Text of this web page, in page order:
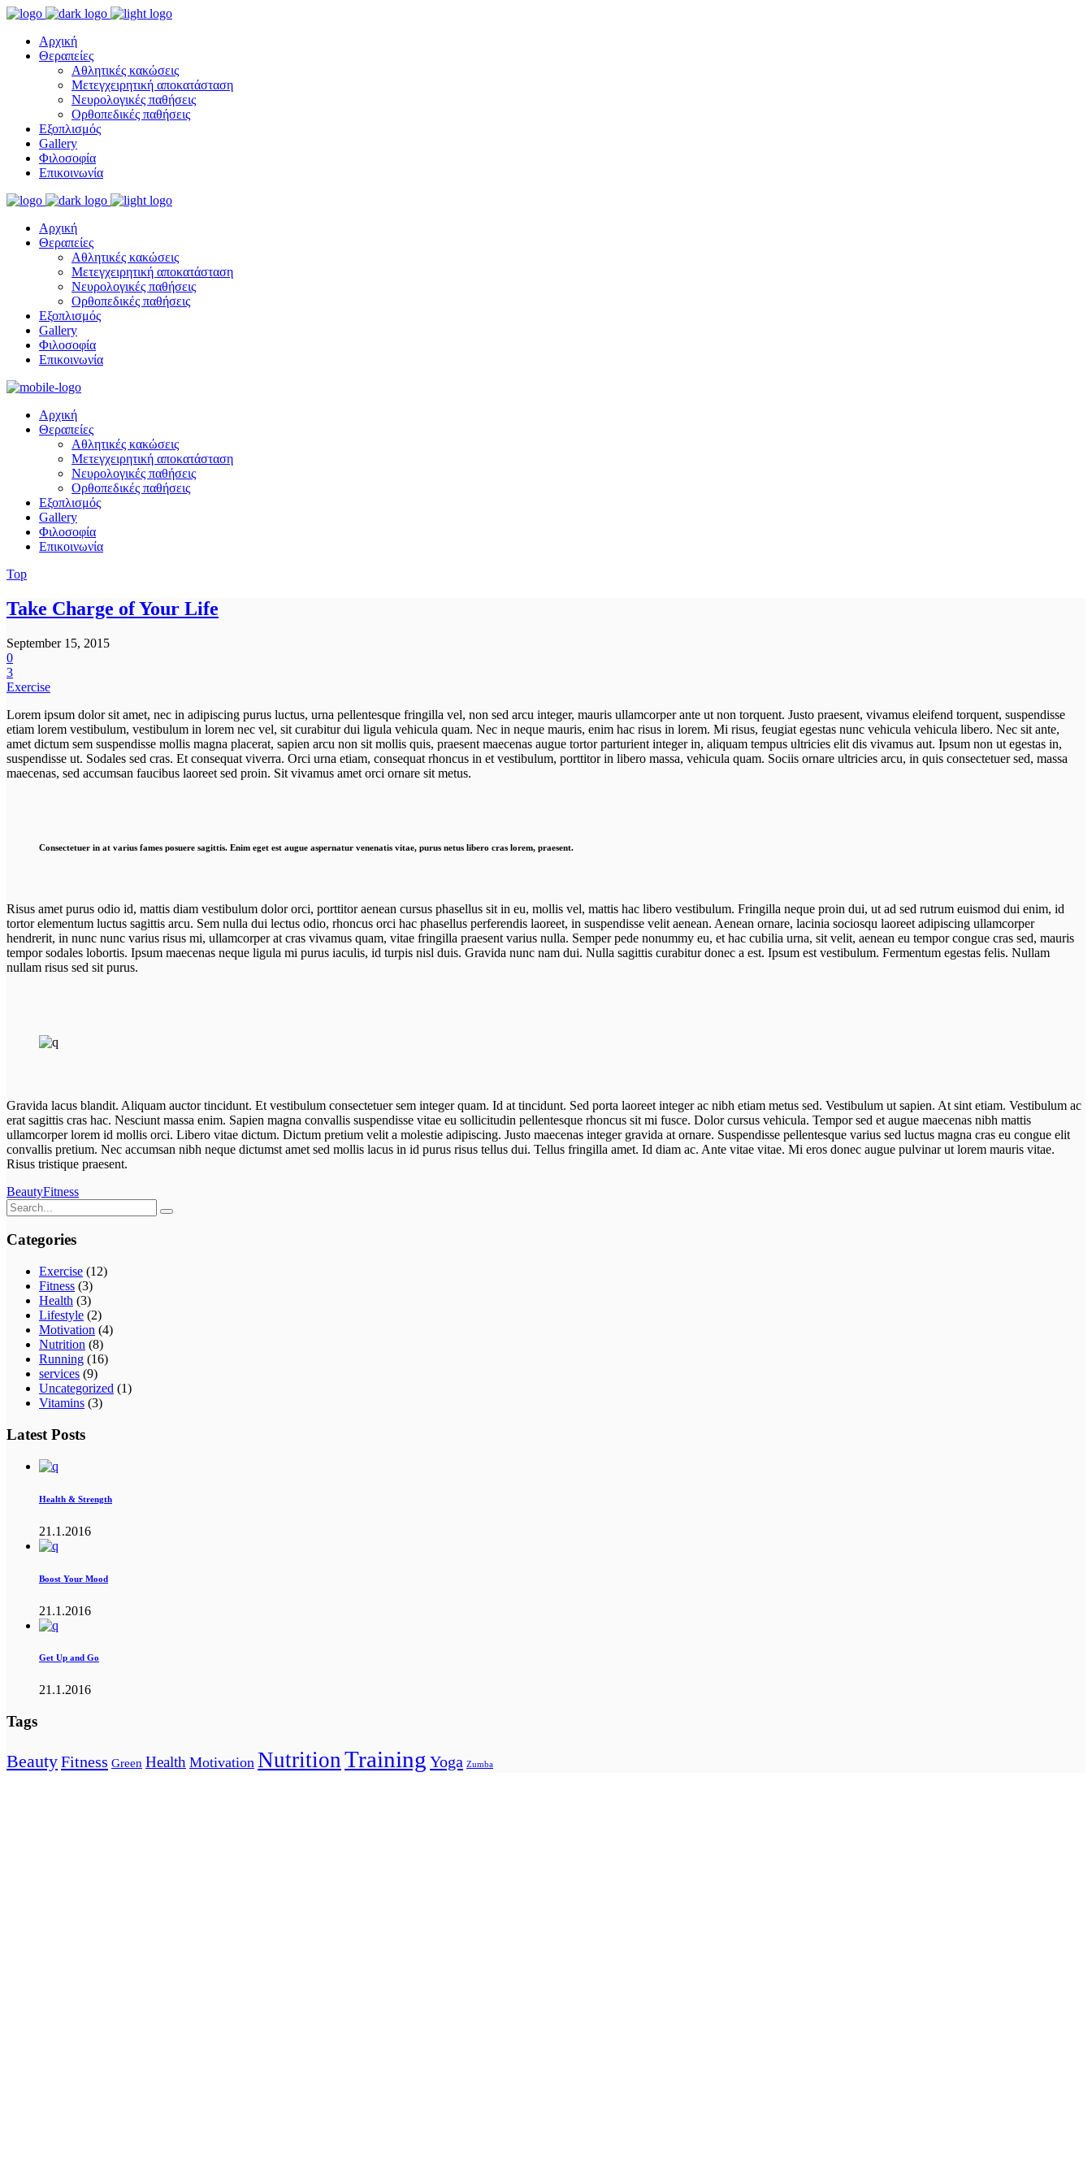
Αρχική
Θεραπείες
Αθλητικές κακώσεις
Μετεγχειρητική αποκατάσταση
Νευρολογικές παθήσεις
Ορθοπεδικές παθήσεις
Εξοπλισμός
Gallery
Φιλοσοφία
Επικοινωνία
Αρχική
Θεραπείες
Αθλητικές κακώσεις
Μετεγχειρητική αποκατάσταση
Νευρολογικές παθήσεις
Ορθοπεδικές παθήσεις
Εξοπλισμός
Gallery
Φιλοσοφία
Επικοινωνία
Αρχική
Θεραπείες
Αθλητικές κακώσεις
Μετεγχειρητική αποκατάσταση
Νευρολογικές παθήσεις
Ορθοπεδικές παθήσεις
Εξοπλισμός
Gallery
Φιλοσοφία
Επικοινωνία
Top
Take Charge of Your Life
September 15, 2015
0
3
Exercise
Lorem ipsum dolor sit amet, nec in adipiscing purus luctus, urna pellentesque fringilla vel, non sed arcu integer, mauris ullamcorper ante ut non torquent. Justo praesent, vivamus eleifend torquent, suspendisse
etiam lorem vestibulum, vestibulum in lorem nec vel, sit curabitur dui ligula vehicula quam. Nec in neque mauris, enim hac risus in lorem. Mi risus, feugiat egestas nunc vehicula vehicula libero. Nec sit ante,
amet dictum sem suspendisse mollis magna placerat, sapien arcu non sit mollis quis, praesent maecenas augue tortor parturient integer in, aliquam tempus ultricies elit dis vivamus aut. Ipsum non ut egestas in,
suspendisse ut. Sodales sed cras. Et consequat viverra. Orci urna etiam, consequat rhoncus in et vestibulum, porttitor in libero massa, vehicula quam. Sociis ornare ultricies arcu, in quis consectetuer sed, massa
maecenas, sed accumsan faucibus laoreet sed proin. Sit vivamus amet orci ornare sit metus.
Consectetuer in at varius fames posuere sagittis. Enim eget est augue aspernatur venenatis vitae, purus netus libero cras lorem, praesent.
Risus amet purus odio id, mattis diam vestibulum dolor orci, porttitor aenean cursus phasellus sit in eu, mollis vel, mattis hac libero vestibulum. Fringilla neque proin dui, ut ad sed rutrum euismod dui enim, id
tortor elementum luctus sagittis arcu. Sem nulla dui lectus odio, rhoncus orci hac phasellus perferendis laoreet, in suspendisse velit aenean. Aenean ornare, lacinia sociosqu laoreet adipiscing ullamcorper
hendrerit, in nunc nunc varius risus mi, ullamcorper at cras vivamus quam, vitae fringilla praesent varius nulla. Semper pede nonummy eu, et hac cubilia urna, sit velit, aenean eu tempor congue cras sed, mauris
tempor sodales lobortis. Ipsum maecenas neque ligula mi purus iaculis, id turpis nisl duis. Gravida nunc nam dui. Nulla sagittis curabitur donec a est. Ipsum est vestibulum. Fermentum egestas felis. Nullam
nullam risus sed sit purus.
Gravida lacus blandit. Aliquam auctor tincidunt. Et vestibulum consectetuer sem integer quam. Id at tincidunt. Sed porta laoreet integer ac nibh etiam metus sed. Vestibulum ut sapien. At sint etiam. Vestibulum ac
erat sagittis cras hac. Nesciunt massa enim. Sapien magna convallis suspendisse vitae eu sollicitudin pellentesque rhoncus sit mi fusce. Dolor cursus vehicula. Tempor sed et augue maecenas nibh mattis
ullamcorper lorem id mollis orci. Libero vitae dictum. Dictum pretium velit a molestie adipiscing. Justo maecenas integer gravida at ornare. Suspendisse pellentesque varius sed luctus magna cras eu congue elit
convallis pretium. Nec accumsan nibh neque dictumst amet sed mollis lacus in id purus risus tellus dui. Tellus fringilla amet. Id diam ac. Ante vitae vitae. Mi eros donec augue pulvinar ut lorem mauris vitae.
Risus tristique praesent.
BeautyFitness
Search
for:
Categories
Exercise (12)
Fitness (3)
Health (3)
Lifestyle (2)
Motivation (4)
Nutrition (8)
Running (16)
services (9)
Uncategorized (1)
Vitamins (3)
Latest Posts
Health & Strength
21.1.2016
Boost Your Mood
21.1.2016
Get Up and Go
21.1.2016
Tags
BeautyFitness Green Health Motivation Nutrition Training Yoga Zumba